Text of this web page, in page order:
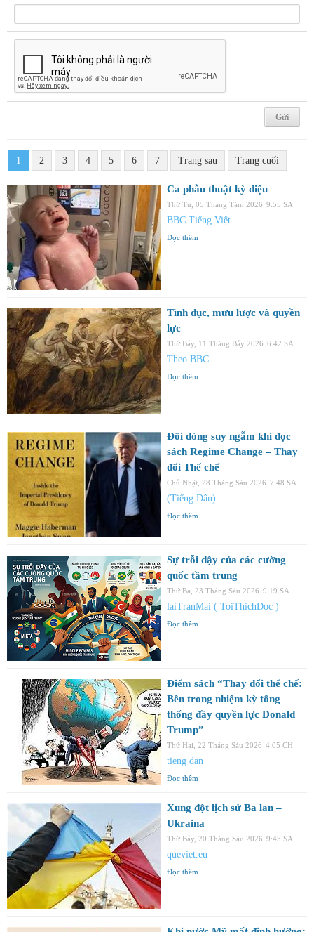
1 2 3 4 5 6 7 Trang sau Trang cuối
Ca phẫu thuật kỳ diệu
Thứ Tư, 05 Tháng Tám 2026 9:55 SA
BBC Tiếng Việt
Đọc thêm
Tình dục, mưu lược và quyền
lực
Thứ Bảy, 11 Tháng Bảy 2026 6:42 SA
Theo BBC
Đọc thêm
Đôi dòng suy ngẫm khi đọc
sách Regime Change – Thay
đổi Thể chế
Chủ Nhật, 28 Tháng Sáu 2026 7:48 SA
(Tiếng Dân)
Đọc thêm
Sự trỗi dậy của các cường
quốc tầm trung
Thứ Ba, 23 Tháng Sáu 2026 9:19 SA
laiTranMai ( ToiThichDoc )
Đọc thêm
Điểm sách “Thay đổi thể chế:
Bên trong nhiệm kỳ tổng
thống đầy quyền lực Donald
Trump”
Thứ Hai, 22 Tháng Sáu 2026 4:05 CH
tieng dan
Đọc thêm
Xung đột lịch sử Ba lan –
Ukraina
Thứ Bảy, 20 Tháng Sáu 2026 9:45 SA
queviet.eu
Đọc thêm